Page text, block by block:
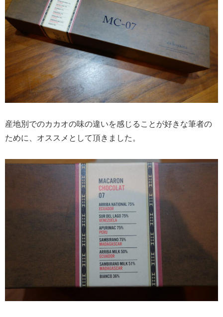
産地別でのカカオの味の違いを感じることが好きな筆者の
ために、オススメとして頂きました。